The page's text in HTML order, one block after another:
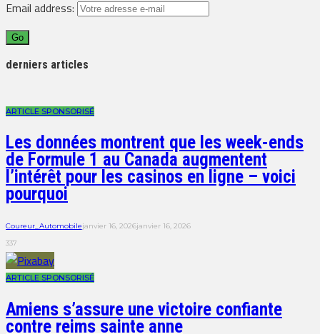
Email address:
derniers articles
ARTICLE SPONSORISÉ
Les données montrent que les week-ends
de Formule 1 au Canada augmentent
l’intérêt pour les casinos en ligne – voici
pourquoi
Coureur_Automobilejanvier 16, 2026janvier 16, 2026
337
ARTICLE SPONSORISÉ
Amiens s’assure une victoire confiante
contre reims sainte anne